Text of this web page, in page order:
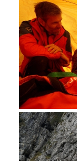
Bergrettung